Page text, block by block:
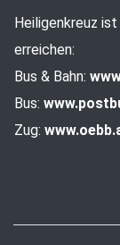
Heiligenkreuz
erreichen:
Bus & Bahn:
Bus:
Zug: